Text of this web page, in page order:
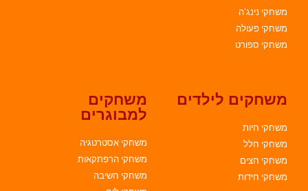
משחקי נינג'ה
משחקי פעולה
משחקי ספורט
משחקים לילדים
משחקי חיות
משחקי חלל
משחקי חצים
משחקי חידות
משחקים
למבוגרים
משחקי אסטרטגיה
משחקי הרפתקאות
משחקי חשיבה